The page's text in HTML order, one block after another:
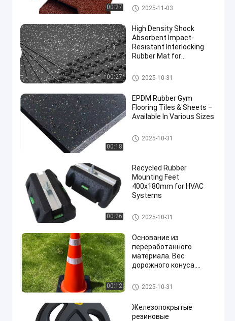
00:27
для лошадиных
конюшен
Подъемные резиновые полы
2025-11-03
00:27
High Density Shock
Absorbent Impact-
Resistant Interlocking
Rubber Mat for
Flooring
Замыкающий резиновый ко
врик
2025-10-31
00:18
EPDM Rubber Gym
Flooring Tiles & Sheets –
Available In Various Sizes
Плитки для спортивных поло
в
2025-10-31
00:26
Recycled Rubber
Mounting Feet
400x180mm for HVAC
Systems
Поправи ногу.
2025-10-31
00:12
Основание из
переработанного
материала. Вес
дорожного конуса.
конструкция основания.
Высококачественное
Масса конуса движения
2025-10-31
Железопокрытые
резиновые